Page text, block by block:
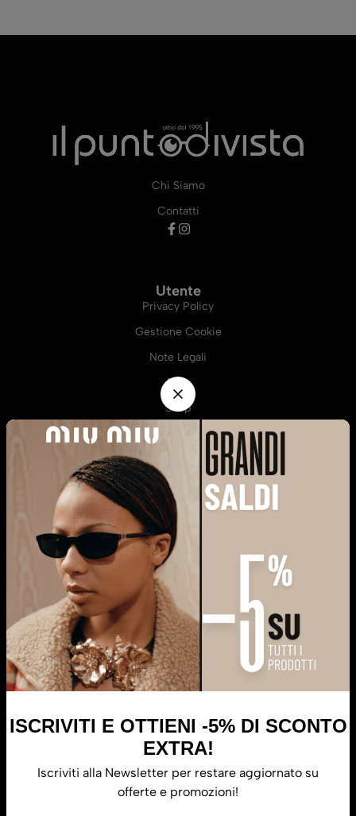
Chi Siamo
Contatti
Utente
Privacy Policy
Gestione Cookie
Note Legali
Blog
Shop
Informazioni
Termini e Condizioni
Resi e Rimborsi
Richiesta Resi Online
Metodi di Pagamento
Spedizioni
Servizi
Iscriviti
Iscriviti
ISCRIVITI E OTTIENI -5% DI SCONTO
EXTRA!
Iscriviti alla Newsletter per restare aggiornato su
offerte e promozioni!